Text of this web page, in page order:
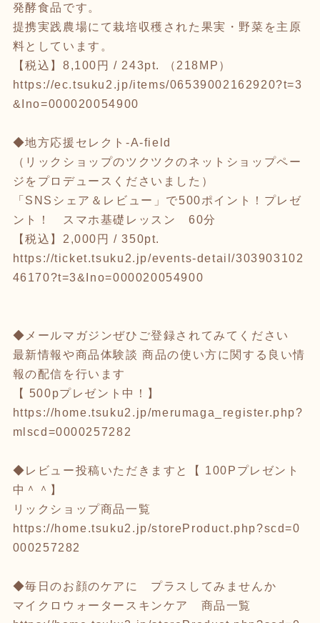
発酵食品です。
提携実践農場にて栽培収穫された果実・野菜を主原
料としています。
【税込】8,100円 / 243pt. （218MP）
https://ec.tsuku2.jp/items/06539002162920?t=3
&Ino=000020054900
◆地方応援セレクト-A-field
（リックショップのツクツクのネットショップペー
ジをプロデュースくださいました）
「SNSシェア＆レビュー」で500ポイント！プレゼ
ント！ スマホ基礎レッスン 60分
【税込】2,000円 / 350pt.
https://ticket.tsuku2.jp/events-detail/303903102
46170?t=3&Ino=000020054900
◆メールマガジンぜひご登録されてみてください
最新情報や商品体験談 商品の使い方に関する良い情
報の配信を行います
【 500pプレゼント中！】
https://home.tsuku2.jp/merumaga_register.php?
mlscd=0000257282
◆レビュー投稿いただきますと【 100Pプレゼント
中＾＾】
リックショップ商品一覧
https://home.tsuku2.jp/storeProduct.php?scd=0
000257282
◆毎日のお顔のケアに プラスしてみませんか
マイクロウォータースキンケア 商品一覧